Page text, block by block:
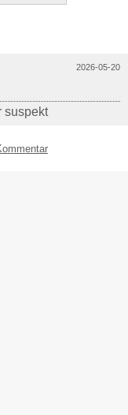
2026-05-20
suspekt